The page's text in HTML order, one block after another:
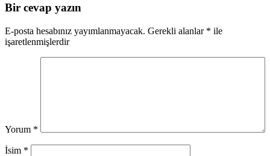
Bir cevap yazın
E-posta hesabınız yayımlanmayacak. Gerekli alanlar * ile
işaretlenmişlerdir
Yorum *
İsim *